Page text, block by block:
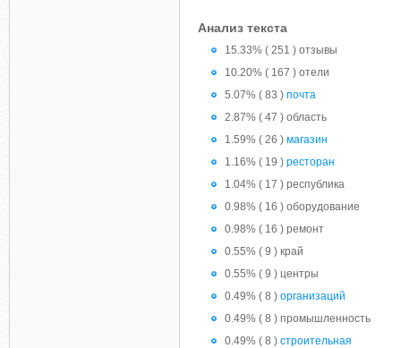
Анализ текста
15.33% ( 251 ) отзывы
10.20% ( 167 ) отели
5.07% ( 83 ) почта
2.87% ( 47 ) область
1.59% ( 26 ) магазин
1.16% ( 19 ) ресторан
1.04% ( 17 ) республика
0.98% ( 16 ) оборудование
0.98% ( 16 ) ремонт
0.55% ( 9 ) край
0.55% ( 9 ) центры
0.49% ( 8 ) организаций
0.49% ( 8 ) промышленность
0.49% ( 8 ) строительная